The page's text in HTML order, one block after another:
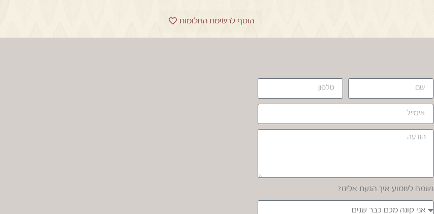
הוסף לרשימת החלומות
נשמח לשמוע איך הגעת אלינו?